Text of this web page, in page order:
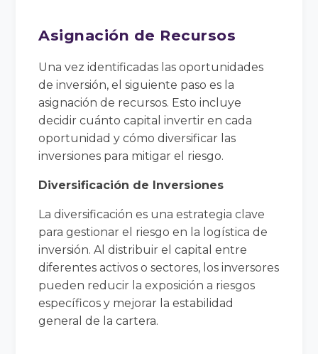
Asignación de Recursos
Una vez identificadas las oportunidades
de inversión, el siguiente paso es la
asignación de recursos. Esto incluye
decidir cuánto capital invertir en cada
oportunidad y cómo diversificar las
inversiones para mitigar el riesgo.
Diversificación de Inversiones
La diversificación es una estrategia clave
para gestionar el riesgo en la logística de
inversión. Al distribuir el capital entre
diferentes activos o sectores, los inversores
pueden reducir la exposición a riesgos
específicos y mejorar la estabilidad
general de la cartera.